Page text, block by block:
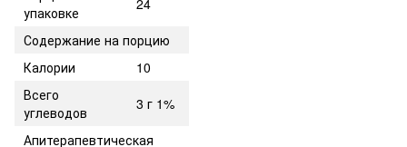
упаковке
Содержание на порцию
Калории
10
Всего
углеводов
3 г 1%
Апитерапевтическая